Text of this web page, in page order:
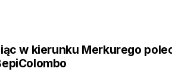
w kierunku Merkurego